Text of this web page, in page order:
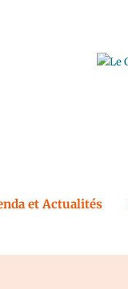
et Actualités